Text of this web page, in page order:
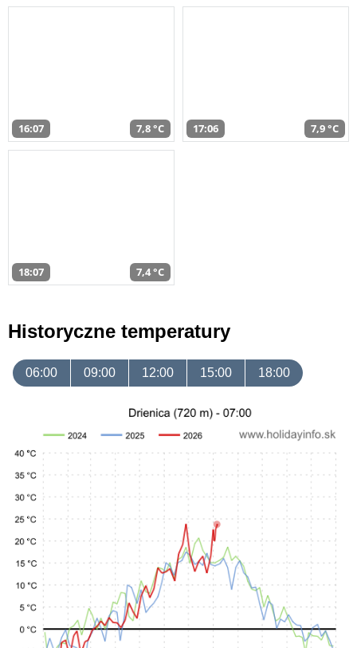
16:07 7,8 °C 17:06 7,9 °C
18:07 7,4 °C
Historyczne temperatury
06:00 09:00 12:00 15:00 18:00